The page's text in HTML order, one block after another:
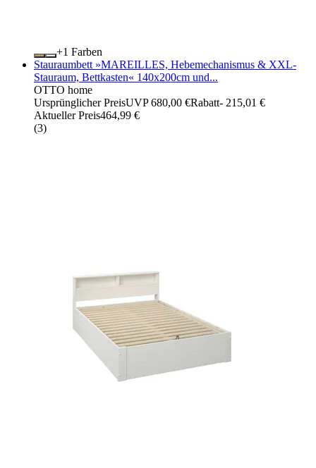
+
Farben
Stauraumbett »MAREILLES, Hebemechanismus & XXL-
Stauraum, Bettkasten« 140x200cm und...
OTTO home
Ursprünglicher PreisUVP 680,00 €Rabatt- 215,01 €
Aktueller Preis464,99 €
(3)